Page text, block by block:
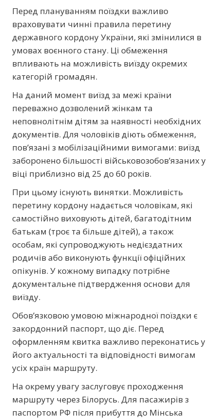
Перед плануванням поїздки важливо
враховувати чинні правила перетину
державного кордону України, які змінилися в
умовах воєнного стану. Ці обмеження
впливають на можливість виїзду окремих
категорій громадян.
На даний момент виїзд за межі країни
переважно дозволений жінкам та
неповнолітнім дітям за наявності необхідних
документів. Для чоловіків діють обмеження,
пов’язані з мобілізаційними вимогами: виїзд
заборонено більшості військовозобов’язаних у
віці приблизно від 25 до 60 років.
При цьому існують винятки. Можливість
перетину кордону надається чоловікам, які
самостійно виховують дітей, багатодітним
батькам (троє та більше дітей), а також
особам, які супроводжують недієздатних
родичів або виконують функції офіційних
опікунів. У кожному випадку потрібне
документальне підтвердження основи для
виїзду.
Обов’язковою умовою міжнародної поїздки є
закордонний паспорт, що діє. Перед
оформленням квитка важливо переконатись у
його актуальності та відповідності вимогам
усіх країн маршруту.
На окрему увагу заслуговує проходження
маршруту через Білорусь. Для пасажирів з
паспортом РФ після прибуття до Мінська